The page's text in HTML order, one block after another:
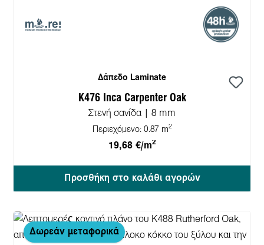
Δάπεδο Laminate
K476 Inca Carpenter Oak
Στενή σανίδα | 8 mm
Περιεχόμενο: 0.87 m2
19,68 €/m2
Προσθήκη στο καλάθι αγορών
Δωρεάν μεταφορικά